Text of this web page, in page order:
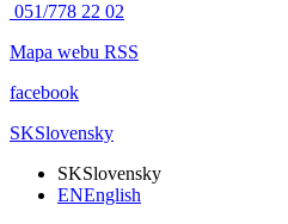
051/778 22 02
Mapa webu RSS
facebook
SKSlovensky
SKSlovensky
ENEnglish